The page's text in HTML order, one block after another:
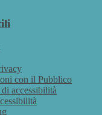
con il Pubblico
accessibilità